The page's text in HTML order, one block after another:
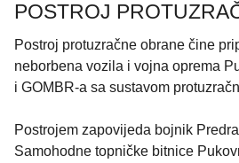
POSTROJ
Postroj protuzračne obrane čine
neborbena vozila i vojna oprema
i GOMBR-a sa sustavom
Postrojem zapovijeda bojnik
Samohodne topničke bitnice